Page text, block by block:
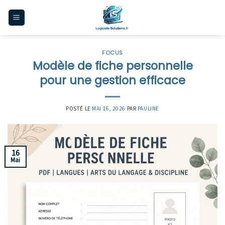
FOCUS
Modèle de fiche personnelle
pour une gestion efficace
POSTÉ LE MAI 16, 2026 PAR PAULINE
16
Mai